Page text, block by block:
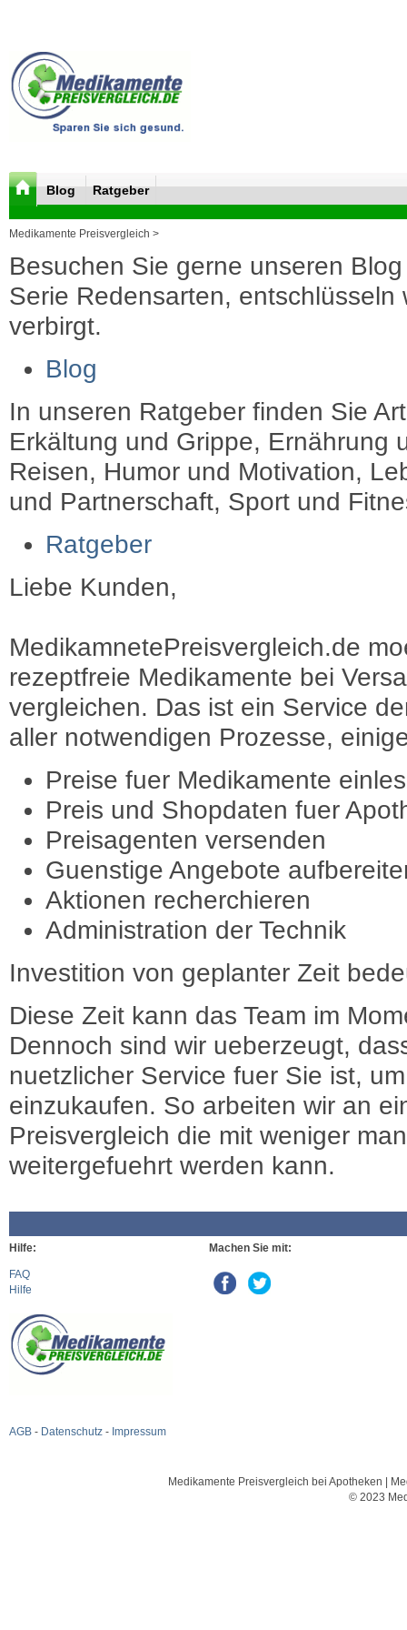
Blog Ratgeber
Medikamente Preisvergleich >
Besuchen Sie gerne unseren
Serie Redensarten, entschlüsseln
verbirgt.
Blog
In unseren Ratgeber finden Sie
Erkältung und Grippe, Ernährung
Reisen, Humor und Motivation,
und Partnerschaft, Sport und
Ratgeber
Liebe Kunden,
MedikamnetePreisvergleich.de
rezeptfreie Medikamente bei
vergleichen. Das ist ein Service
aller notwendigen Prozesse,
Preise fuer Medikamente
Preis und Shopdaten fuer
Preisagenten versenden
Guenstige Angebote
Aktionen recherchieren
Administration der Technik
Investition von geplanter Zeit
Diese Zeit kann das Team im
Dennoch sind wir ueberzeugt,
nuetzlicher Service fuer Sie ist,
einzukaufen. So arbeiten wir an
Preisvergleich die mit weniger
weitergefuehrt werden kann.
Hilfe:
FAQ
Hilfe
AGB - Datenschutz - Impressum
Machen Sie mit:
Medikamente Preisvergleich bei Apotheken |
© 2023